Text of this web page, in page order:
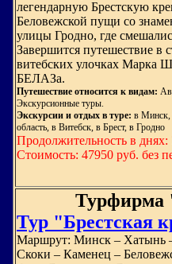
легендарную Брестскую
Беловежской пущи со
улицы Гродно, где
Завершится путешествие в
витебских улочках Марка
БЕЛАЗа.
Путешествие относится к видам:
Экскурсионные туры.
Экскурсии и отдых в туре: в Минск,
область, в Витебск, в Брест, в Гродно
Продолжительность в днях:
Стоимость: 47950 руб. без
Тур "Брестская
Маршрут: Минск – Хатынь
Скоки – Каменец –